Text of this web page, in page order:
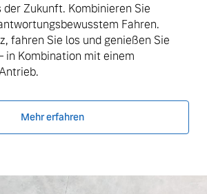
der Zukunft. Kombinieren Sie
Fahren.
fahren Sie los und genießen Sie
in Kombination mit einem
Mehr erfahren